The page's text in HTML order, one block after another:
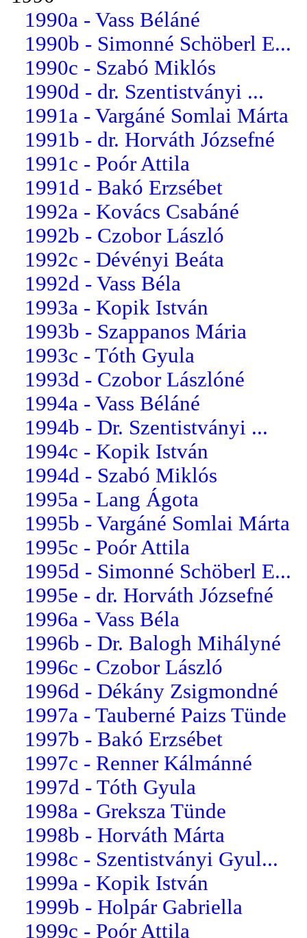
1990a - Vass Béláné
1990b - Simonné Schöberl E...
1990c - Szabó Miklós
1990d - dr. Szentistványi ...
1991a - Vargáné Somlai Márta
1991b - dr. Horváth Józsefné
1991c - Poór Attila
1991d - Bakó Erzsébet
1992a - Kovács Csabáné
1992b - Czobor László
1992c - Dévényi Beáta
1992d - Vass Béla
1993a - Kopik István
1993b - Szappanos Mária
1993c - Tóth Gyula
1993d - Czobor Lászlóné
1994a - Vass Béláné
1994b - Dr. Szentistványi ...
1994c - Kopik István
1994d - Szabó Miklós
1995a - Lang Ágota
1995b - Vargáné Somlai Márta
1995c - Poór Attila
1995d - Simonné Schöberl E...
1995e - dr. Horváth Józsefné
1996a - Vass Béla
1996b - Dr. Balogh Mihályné
1996c - Czobor László
1996d - Dékány Zsigmondné
1997a - Tauberné Paizs Tünde
1997b - Bakó Erzsébet
1997c - Renner Kálmánné
1997d - Tóth Gyula
1998a - Greksza Tünde
1998b - Horváth Márta
1998c - Szentistványi Gyul...
1999a - Kopik István
1999b - Holpár Gabriella
1999c - Poór Attila